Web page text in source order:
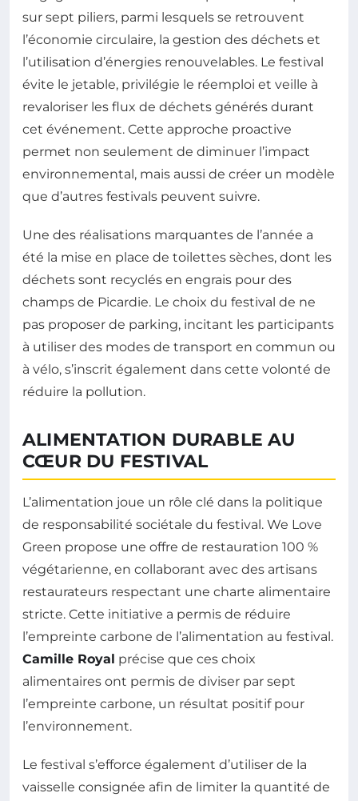
sur sept piliers, parmi lesquels se retrouvent
l’économie circulaire, la gestion des déchets et
l’utilisation d’énergies renouvelables. Le festival
évite le jetable, privilégie le réemploi et veille à
revaloriser les flux de déchets générés durant
cet événement. Cette approche proactive
permet non seulement de diminuer l’impact
environnemental, mais aussi de créer un modèle
que d’autres festivals peuvent suivre.
Une des réalisations marquantes de l’année a
été la mise en place de toilettes sèches, dont les
déchets sont recyclés en engrais pour des
champs de Picardie. Le choix du festival de ne
pas proposer de parking, incitant les participants
à utiliser des modes de transport en commun ou
à vélo, s’inscrit également dans cette volonté de
réduire la pollution.
ALIMENTATION DURABLE AU
CŒUR DU FESTIVAL
L’alimentation joue un rôle clé dans la politique
de responsabilité sociétale du festival. We Love
Green propose une offre de restauration 100 %
végétarienne, en collaborant avec des artisans
restaurateurs respectant une charte alimentaire
stricte. Cette initiative a permis de réduire
l’empreinte carbone de l’alimentation au festival.
Camille Royal précise que ces choix
alimentaires ont permis de diviser par sept
l’empreinte carbone, un résultat positif pour
l’environnement.
Le festival s’efforce également d’utiliser de la
vaisselle consignée afin de limiter la quantité de